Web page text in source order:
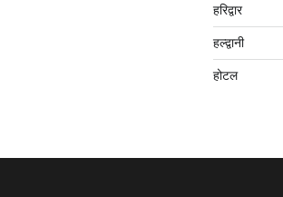
हरिद्वार
हल्द्वानी
होटल